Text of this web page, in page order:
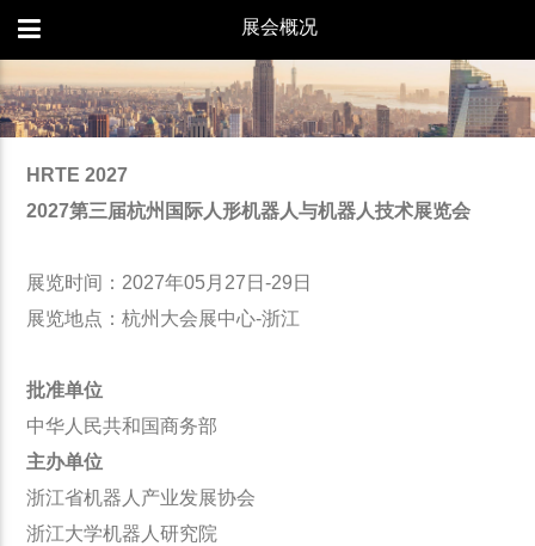
展会概况
HRTE 2027
2027第三届杭州国际人形机器人与机器人技术展览会
展览时间：2027年05月27日-29日
展览地点：杭州大会展中心-浙江
批准单位
中华人民共和国商务部
主办单位
浙江省机器人产业发展协会
浙江大学机器人研究院